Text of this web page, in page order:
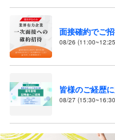
面接確約でご
08/26
皆様のご経歴
08/27